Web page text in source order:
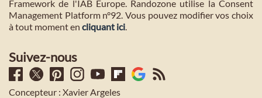
Framework de l'IAB Europe. Randozone utilise la Consent
Management Platform n°92. Vous pouvez modifier vos choix
à tout moment en cliquant ici.
Suivez-nous
Concepteur : Xavier Argeles